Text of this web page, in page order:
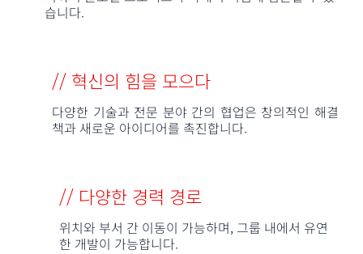
습니다.
// 혁신의 힘을 모으다
다양한 기술과 전문 분야 간의 협업은 창의적인 해결
책과 새로운 아이디어를 촉진합니다.
// 다양한 경력 경로
위치와 부서 간 이동이 가능하며, 그룹 내에서 유연
한 개발이 가능합니다.